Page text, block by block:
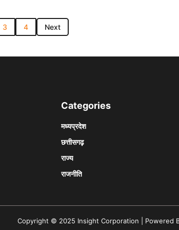
3 4 Next
Categories
मध्यप्रदेश
छत्तीसगढ़़
राज्य
राजनीति
Copyright © 2025 Insight Corporation | Powered